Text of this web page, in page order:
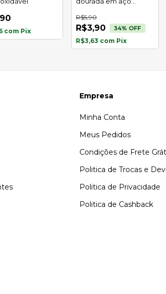
com Pix R$3,90
R$5,90
34% OFF
R$3,63 com Pix
Empresa
Minha Conta
Meus Pedidos
Condições de Frete
Politica de Trocas e
Politica de Privacidade
Politica de Cashback